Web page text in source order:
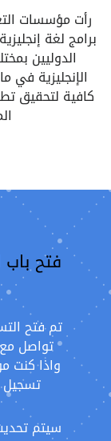
رأت مؤسسات
برامج لغة
الدوليين
الإنجليزية في
كافية لتحقيق
فتح باب
تواصل
واذا كنت
تسجيل